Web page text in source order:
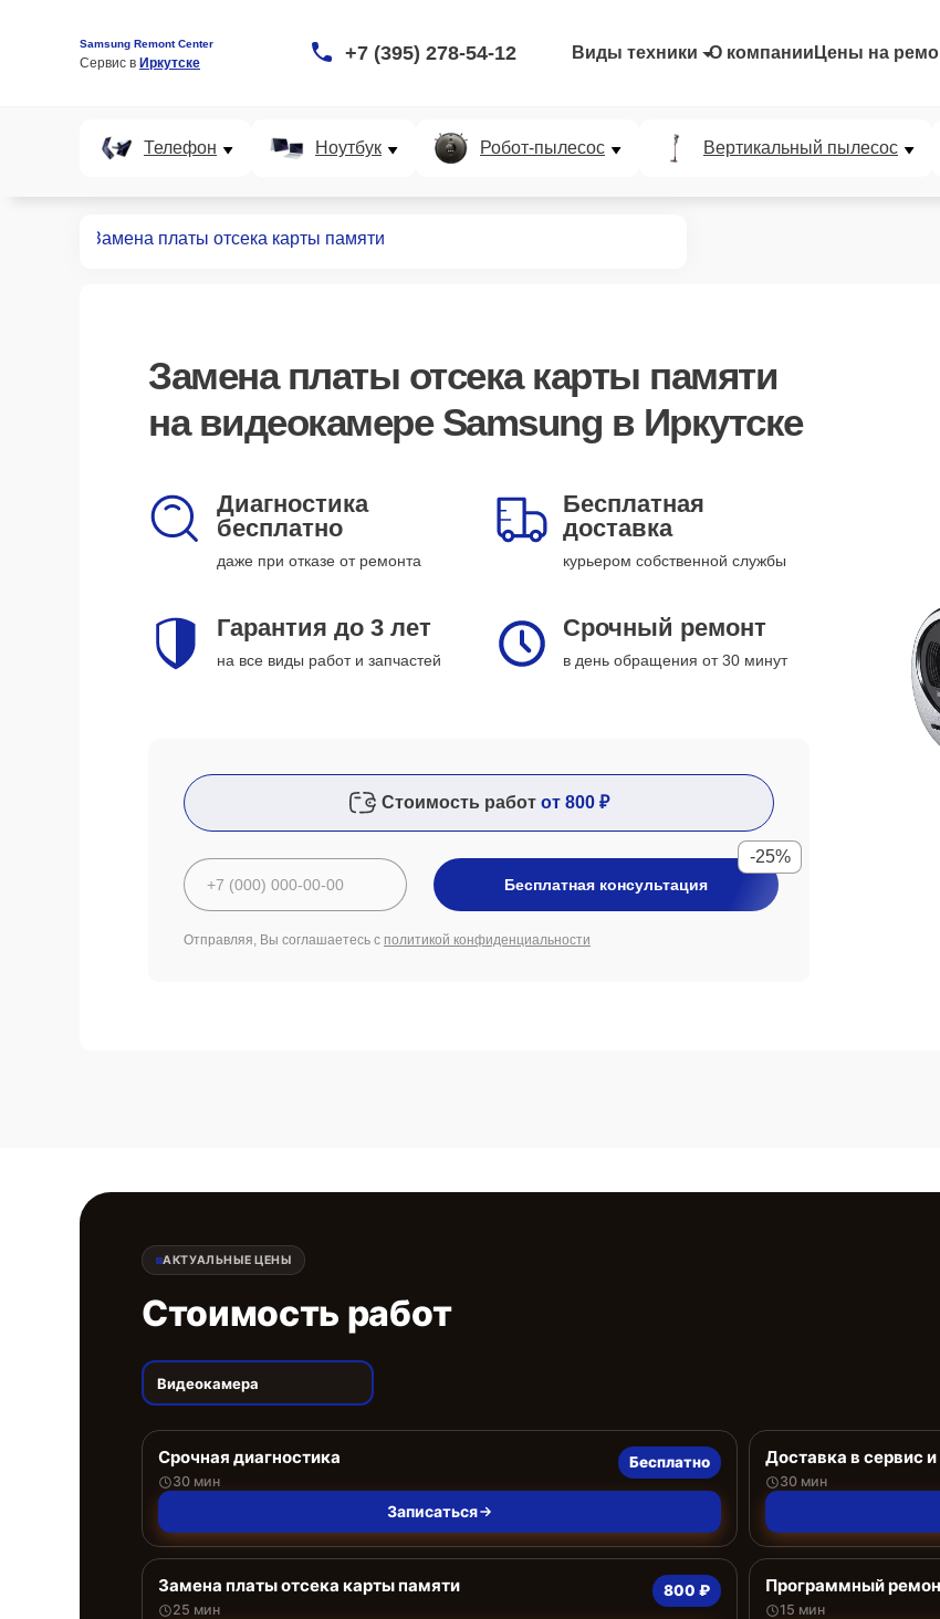
Samsung Remont Center
Сервис в Иркутске +7 (395) 278-54-12 Виды техники О компании Цены на
Телефон Ноутбук Робот-пылесос Вертикальный пылесос
Замена платы отсека карты памяти
Замена платы отсека карты памяти
на видеокамере Samsung в Иркутске
Диагностика
бесплатно
даже при отказе от ремонта
Бесплатная
доставка
курьером собственной службы
Гарантия до 3 лет
на все виды работ и запчастей
Срочный ремонт
в день обращения от 30 минут
Стоимость работ от 800 ₽
Бесплатная консультация
-25%
Отправляя, Вы соглашаетесь с политикой конфиденциальности
АКТУАЛЬНЫЕ ЦЕНЫ
Стоимость работ
Видеокамера
Срочная диагностика
30 мин
Бесплатно
Записаться
Доставка в сервис
30 мин
Замена платы отсека карты памяти
25 мин
800 ₽ Программный
15 мин